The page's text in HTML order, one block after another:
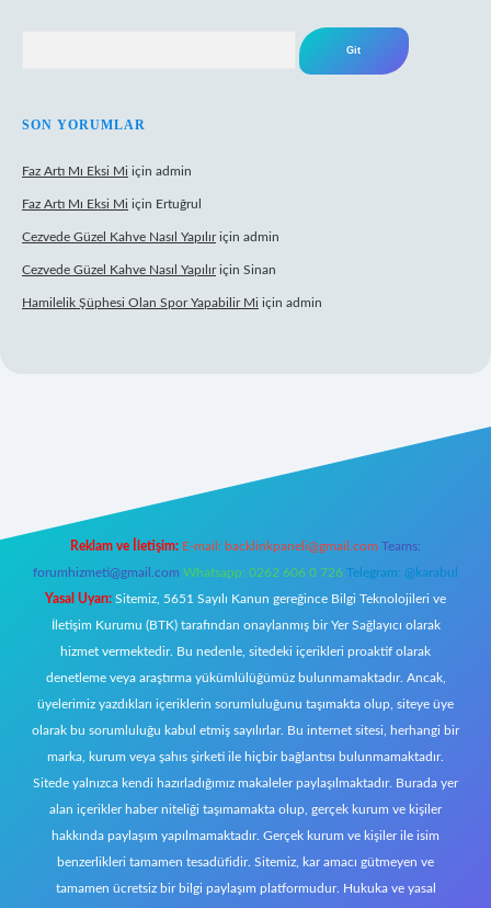
SON YORUMLAR
Faz Artı Mı Eksi Mi için admin
Faz Artı Mı Eksi Mi için Ertuğrul
Cezvede Güzel Kahve Nasıl Yapılıriçin admin
Cezvede Güzel Kahve Nasıl Yapılıriçin Sinan
Hamilelik Şüphesi Olan Spor Yapabilir Mi için admin
Reklam ve İletişim: E-mail: backlinkpaneli@gmail.com Teams:
forumhizmeti@gmail.com Whatsapp: 0262 606 0 726 Telegram: @karabul
Yasal Uyarı: Sitemiz, 5651 Sayılı Kanun gereğince Bilgi Teknolojileri ve
İletişim Kurumu (BTK) tarafından onaylanmış bir Yer Sağlayıcı olarak
hizmet vermektedir. Bu nedenle, sitedeki içerikleri proaktif olarak
denetleme veya araştırma yükümlülüğümüz bulunmamaktadır. Ancak,
üyelerimiz yazdıkları içeriklerin sorumluluğunu taşımakta olup, siteye üye
olarak bu sorumluluğu kabul etmiş sayılırlar. Bu internet sitesi, herhangi bir
marka, kurum veya şahıs şirketi ile hiçbir bağlantısı bulunmamaktadır.
Sitede yalnızca kendi hazırladığımız makaleler paylaşılmaktadır. Burada yer
alan içerikler haber niteliği taşımamakta olup, gerçek kurum ve kişiler
hakkında paylaşım yapılmamaktadır. Gerçek kurum ve kişiler ile isim
benzerlikleri tamamen tesadüfidir. Sitemiz, kar amacı gütmeyen ve
tamamen ücretsiz bir bilgi paylaşım platformudur. Hukuka ve yasal